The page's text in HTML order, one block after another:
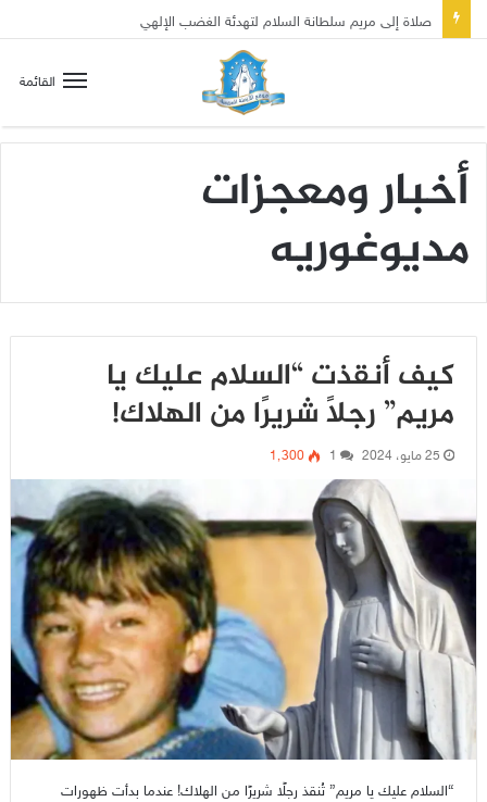
صلاة إلى مريم سلطانة السلام لتهدئة الغضب الإلهي
القائمة
أخبار ومعجزات
مديوغوريه
كيف أنقذت “السلام عليك يا
مريم” رجلًا شريرًا من الهلاك!
25 مايو، 2024 1 1٬300
“السلام عليك يا مريم” تُنقذ رجلًا شريرًا من الهلاك! عندما بدأت ظهورات